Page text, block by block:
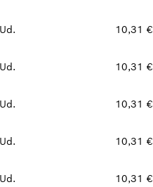
10,31 €
10,31 €
10,31 €
10,31 €
10,31 €